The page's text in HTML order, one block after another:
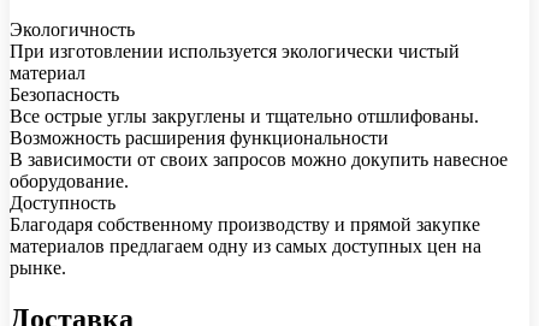
Экологичность
При изготовлении используется экологически чистый
материал
Безопасность
Все острые углы закруглены и тщательно отшлифованы.
Возможность расширения функциональности
В зависимости от своих запросов можно докупить навесное
оборудование.
Доступность
Благодаря собственному производству и прямой закупке
материалов предлагаем одну из самых доступных цен на
рынке.
Доставка